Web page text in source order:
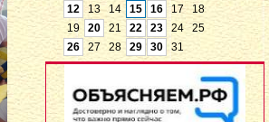
12
13 14 15 16 17
18
19
20 21 22 23 24
25
26
27 28 29 30 31